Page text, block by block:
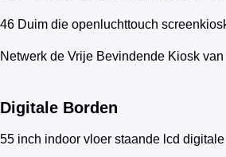
46 Duim die openluchttouch
Netwerk de Vrije Bevindende Kiosk
Digitale Borden
55 inch indoor vloer staande lcd